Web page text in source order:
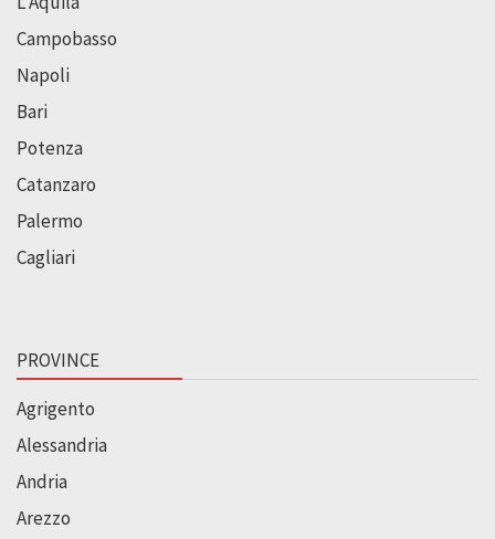
Campobasso
Napoli
Bari
Potenza
Catanzaro
Palermo
Cagliari
PROVINCE
Agrigento
Alessandria
Andria
Arezzo